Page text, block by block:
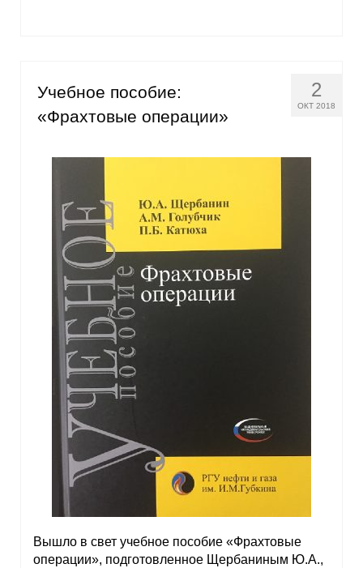
Поступление
Обучение
Нормативные документы
Диссертационный совет
О совете
Материалы
Конкурсы и вакансии
Контакты
2
ОКТ 2018
Учебное пособие:
«Фрахтовые операции»
Вышло в свет учебное пособие «Фрахтовые
операции», подготовленное Щербаниным Ю.А.,